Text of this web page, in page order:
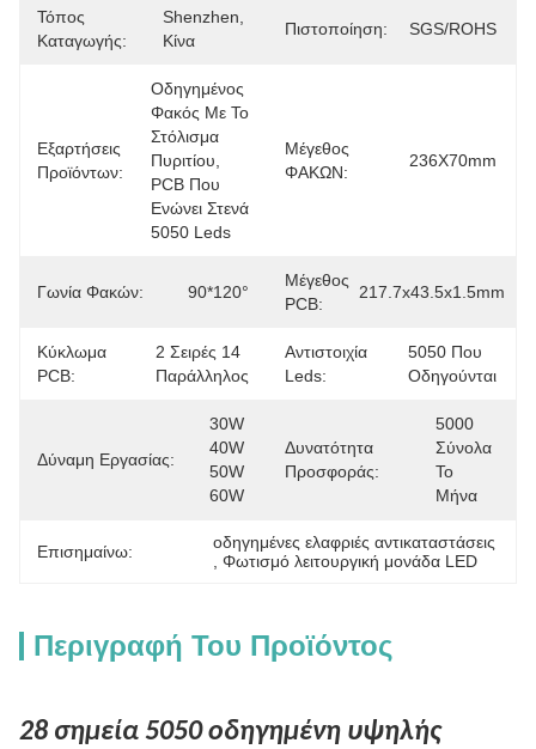
Τόπος
Καταγωγής:
Shenzhen,
Κίνα
Πιστοποίηση: SGS/ROHS
Εξαρτήσεις
Προϊόντων:
Οδηγημένος
Φακός Με Το
Στόλισμα
Πυριτίου,
PCB Που
Ενώνει Στενά
5050 Leds
Μέγεθος
ΦΑΚΩΝ:
236X70mm
Γωνία Φακών: 90*120°
Μέγεθος
PCB:
217.7x43.5x1.5mm
Κύκλωμα
PCB:
2 Σειρές 14
Παράλληλος
Αντιστοιχία
Leds:
5050 Που
Οδηγούνται
Δύναμη Εργασίας:
30W
40W
50W
60W
Δυνατότητα
Προσφοράς:
5000
Σύνολα
Το
Μήνα
Επισημαίνω:
οδηγημένες ελαφριές αντικαταστάσεις
, Φωτισμό λειτουργική μονάδα LED
Περιγραφή Του Προϊόντος
28 σημεία 5050 οδηγημένη υψηλής